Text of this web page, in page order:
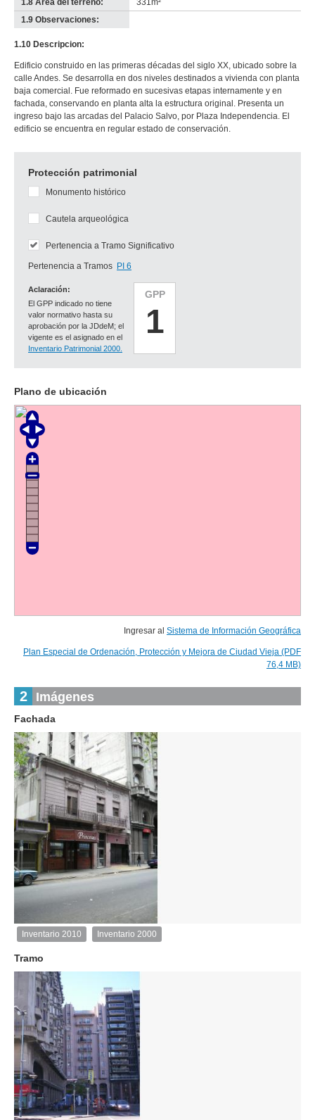
1.8 Área del terreno:
331m²
1.9 Observaciones:
1.10 Descripcion:
Edificio construido en las primeras décadas del siglo XX, ubicado sobre la
calle Andes. Se desarrolla en dos niveles destinados a vivienda con planta
baja comercial. Fue reformado en sucesivas etapas internamente y en
fachada, conservando en planta alta la estructura original. Presenta un
ingreso bajo las arcadas del Palacio Salvo, por Plaza Independencia. El
edificio se encuentra en regular estado de conservación.
Protección patrimonial
GPP
1
Aclaración:
El GPP indicado no tiene
valor normativo hasta su
aprobación por la JDdeM; el
vigente es el asignado en el
Inventario Patrimonial 2000.
Monumento histórico
Cautela arqueológica
Pertenencia a Tramo Significativo
Pertenencia a Tramos PI 6
Plano de ubicación
Ingresar al Sistema de Información Geográfica
Plan Especial de Ordenación, Protección y Mejora de Ciudad Vieja (PDF
76,4 MB)
2 Imágenes
Fachada
Inventario
2010
Descargar
imagen
original
Inventario 2010
Inventario 2000
Tramo